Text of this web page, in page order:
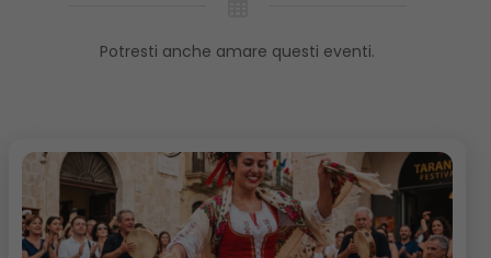
Potresti anche amare questi eventi.